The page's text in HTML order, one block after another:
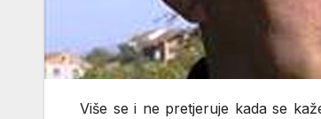
Više se i ne pretjeruje kada se